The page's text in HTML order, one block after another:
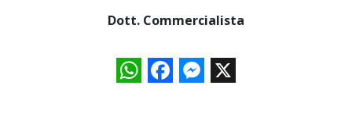
Dott. Commercialista
WhatsAppFacebookMessenger
X